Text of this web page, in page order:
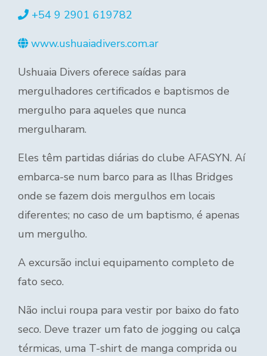
+54 9 2901 619782
www.ushuaiadivers.com.ar
Ushuaia Divers oferece saídas para
mergulhadores certificados e baptismos de
mergulho para aqueles que nunca
mergulharam.
Eles têm partidas diárias do clube AFASYN. Aí
embarca-se num barco para as Ilhas Bridges
onde se fazem dois mergulhos em locais
diferentes; no caso de um baptismo, é apenas
um mergulho.
A excursão inclui equipamento completo de
fato seco.
Não inclui roupa para vestir por baixo do fato
seco. Deve trazer um fato de jogging ou calça
térmicas, uma T-shirt de manga comprida ou